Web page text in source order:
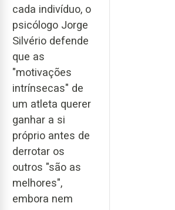
cada indivíduo, o
psicólogo Jorge
Silvério defende
que as
"motivações
intrínsecas" de
um atleta querer
ganhar a si
próprio antes de
derrotar os
outros "são as
melhores",
embora nem